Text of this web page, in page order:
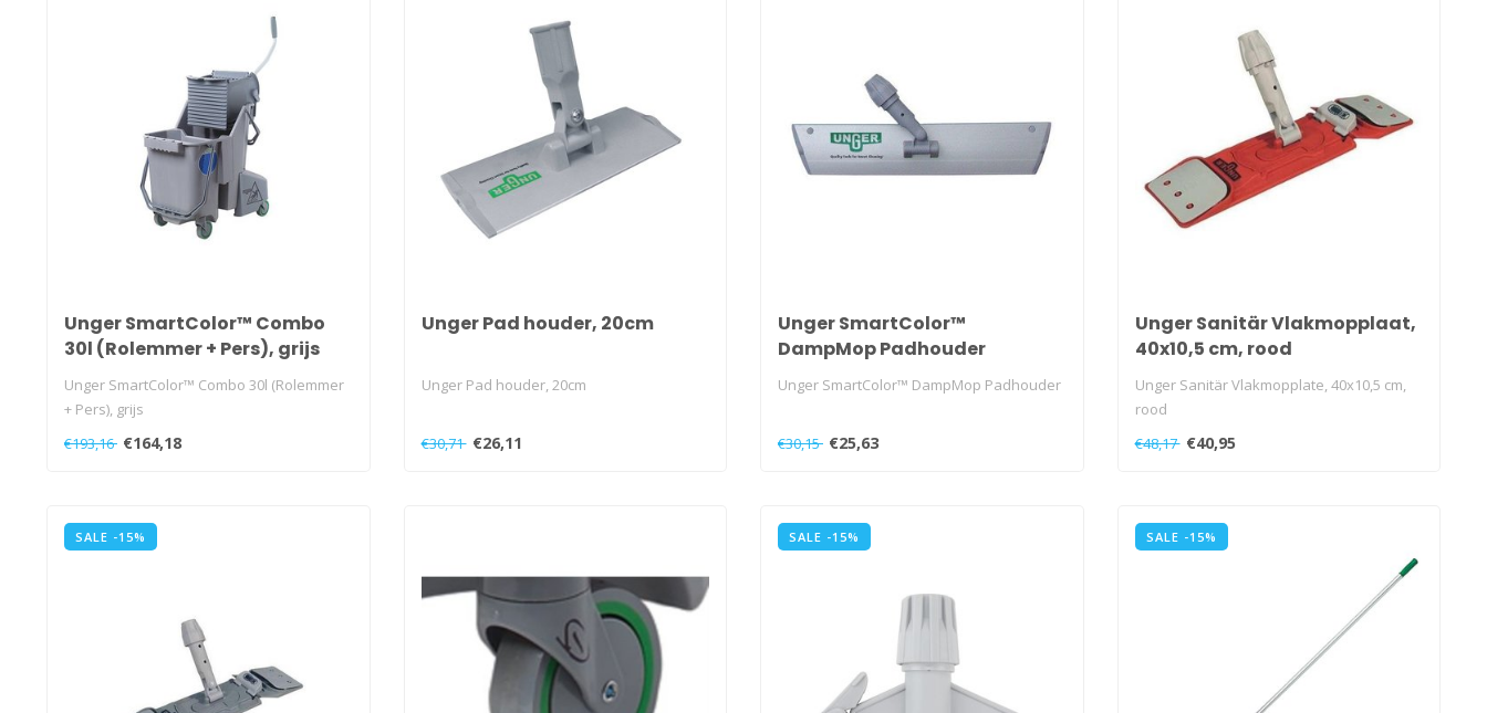
Unger SmartColor™ Combo
30l (Rolemmer + Pers), grijs
Unger SmartColor™ Combo 30l (Rolemmer
+ Pers), grijs
€193,16 €164,18
Unger Pad houder, 20cm
Unger Pad houder, 20cm
€30,71 €26,11
Unger SmartColor™
DampMop Padhouder
Unger SmartColor™ DampMop Padhouder
€30,15 €25,63
Unger Sanitär Vlakmopplaat,
40x10,5 cm, rood
Unger Sanitär Vlakmopplate, 40x10,5 cm,
rood
€48,17 €40,95
SALE -15% SALE -15% SALE -15%